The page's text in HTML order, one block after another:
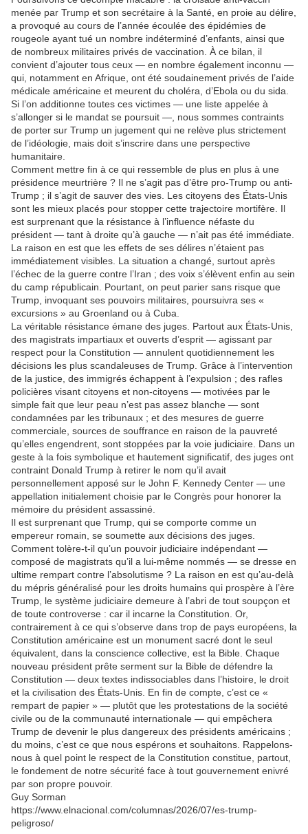
menée par Trump et son secrétaire à la Santé, en proie au délire,
a provoqué au cours de l’année écoulée des épidémies de
rougeole ayant tué un nombre indéterminé d’enfants, ainsi que
de nombreux militaires privés de vaccination. À ce bilan, il
convient d’ajouter tous ceux — en nombre également inconnu —
qui, notamment en Afrique, ont été soudainement privés de l’aide
médicale américaine et meurent du choléra, d’Ebola ou du sida.
Si l’on additionne toutes ces victimes — une liste appelée à
s’allonger si le mandat se poursuit —, nous sommes contraints
de porter sur Trump un jugement qui ne relève plus strictement
de l’idéologie, mais doit s’inscrire dans une perspective
humanitaire.
Comment mettre fin à ce qui ressemble de plus en plus à une
présidence meurtrière ? Il ne s’agit pas d’être pro-Trump ou anti-
Trump ; il s’agit de sauver des vies. Les citoyens des États-Unis
sont les mieux placés pour stopper cette trajectoire mortifère. Il
est surprenant que la résistance à l’influence néfaste du
président — tant à droite qu’à gauche — n’ait pas été immédiate.
La raison en est que les effets de ses délires n’étaient pas
immédiatement visibles. La situation a changé, surtout après
l’échec de la guerre contre l’Iran ; des voix s’élèvent enfin au sein
du camp républicain.
Pourtant, on peut parier sans risque que
Trump, invoquant ses pouvoirs militaires, poursuivra ses «
excursions » au Groenland ou à Cuba.
La véritable résistance émane des juges. Partout aux États-Unis,
des magistrats impartiaux et ouverts d’esprit — agissant par
respect pour la Constitution — annulent quotidiennement les
décisions les plus scandaleuses de Trump. Grâce à l’intervention
de la justice, des immigrés échappent à l’expulsion ; des rafles
policières visant citoyens et non-citoyens — motivées par le
simple fait que leur peau n’est pas assez blanche — sont
condamnées par les tribunaux ; et des mesures de guerre
commerciale, sources de souffrance en raison de la pauvreté
qu’elles engendrent, sont stoppées par la voie judiciaire. Dans un
geste à la fois symbolique et hautement significatif, des juges ont
contraint Donald Trump à retirer le nom qu’il avait
personnellement apposé sur le John F. Kennedy Center — une
appellation initialement choisie par le Congrès pour honorer la
mémoire du président assassiné.
Il est surprenant que Trump, qui se comporte comme un
empereur romain, se soumette aux décisions des juges.
Comment tolère-t-il qu’un pouvoir judiciaire indépendant —
composé de magistrats qu’il a lui-même nommés — se dresse en
ultime rempart contre l’absolutisme ? La raison en est qu’au-delà
du mépris généralisé pour les droits humains qui prospère à l’ère
Trump, le système judiciaire demeure à l’abri de tout soupçon et
de toute controverse : car il incarne la Constitution. Or,
contrairement à ce qui s’observe dans trop de pays européens, la
Constitution américaine est un monument sacré dont le seul
équivalent, dans la conscience collective, est la Bible. Chaque
nouveau président prête serment sur la Bible de défendre la
Constitution — deux textes indissociables dans l’histoire, le droit
et la civilisation des États-Unis. En fin de compte, c’est ce «
rempart de papier » — plutôt que les protestations de la société
civile ou de la communauté internationale — qui empêchera
Trump de devenir le plus dangereux des présidents américains ;
du moins, c’est ce que nous espérons et souhaitons. Rappelons-
nous à quel point le respect de la Constitution constitue, partout,
le fondement de notre sécurité face à tout gouvernement enivré
par son propre pouvoir.
Guy Sorman
https://www.elnacional.com/columnas/2026/07/es-trump-
peligroso/